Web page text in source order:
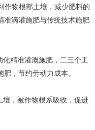
作物根部土壤，减少肥料的
准滴灌施肥与传统技术施肥
精准灌溉施肥，二三个工
，节约劳动力成本。
，被作物根系吸收，促进